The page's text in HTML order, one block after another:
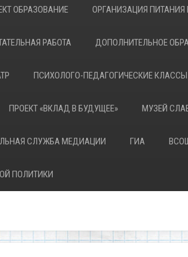
ОБРАЗОВАНИЕ ОРГАНИЗАЦИЯ ПИТАНИЯ
РАБОТА ДОПОЛНИТЕЛЬНОЕ
ПСИХОЛОГО-ПЕДАГОГИЧЕСКИЕ КЛАССЫ
ПРОЕКТ «ВКЛАД В БУДУЩЕЕ» МУЗЕЙ
СЛУЖБА МЕДИАЦИИ ГИА
ПОЛИТИКИ